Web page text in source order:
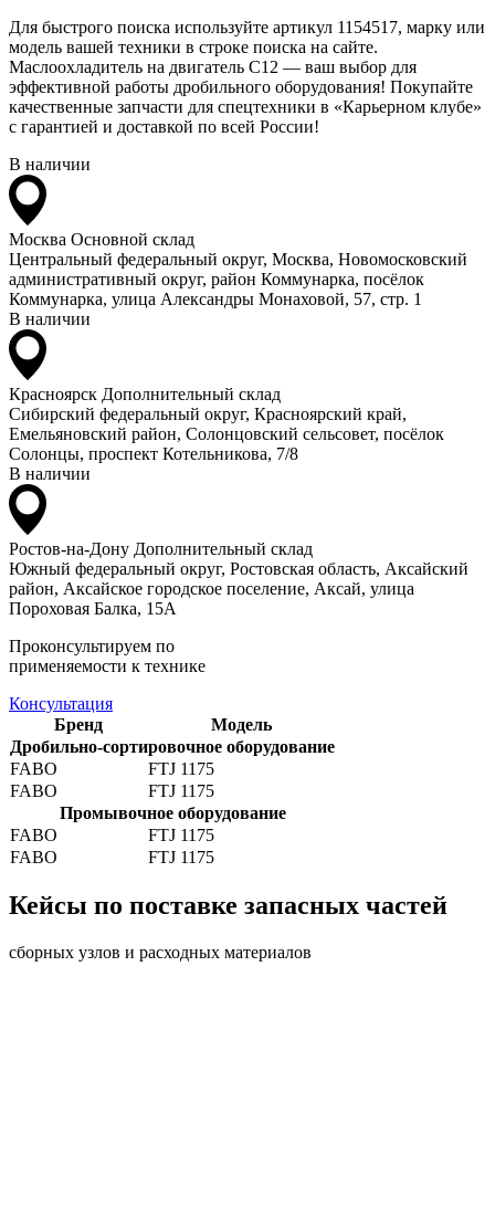
Для быстрого поиска используйте артикул 1154517, марку или
модель вашей техники в строке поиска на сайте.
Маслоохладитель на двигатель C12 — ваш выбор для
эффективной работы дробильного оборудования! Покупайте
качественные запчасти для спецтехники в «Карьерном клубе»
с гарантией и доставкой по всей России!
В наличии
Москва Основной склад
Центральный федеральный округ, Москва, Новомосковский
административный округ, район Коммунарка, посёлок
Коммунарка, улица Александры Монаховой, 57, стр. 1
В наличии
Красноярск Дополнительный склад
Сибирский федеральный округ, Красноярский край,
Емельяновский район, Солонцовский сельсовет, посёлок
Солонцы, проспект Котельникова, 7/8
В наличии
Ростов-на-Дону Дополнительный склад
Южный федеральный округ, Ростовская область, Аксайский
район, Аксайское городское поселение, Аксай, улица
Пороховая Балка, 15А
Проконсультируем по
применяемости к технике
Консультация
Бренд
Модель
Дробильно-сортировочное оборудование
FABO
FTJ 1175
FABO
FTJ 1175
Промывочное оборудование
FABO
FTJ 1175
FABO
FTJ 1175
Кейсы по поставке запасных частей
сборных узлов и расходных материалов